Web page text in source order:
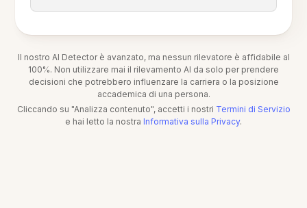
Il nostro AI Detector è avanzato, ma nessun rilevatore è affidabile al
100%. Non utilizzare mai il rilevamento AI da solo per prendere
decisioni che potrebbero influenzare la carriera o la posizione
accademica di una persona.
Cliccando su "Analizza contenuto", accetti i nostri Termini di Servizio
e hai letto la nostra Informativa sulla Privacy.